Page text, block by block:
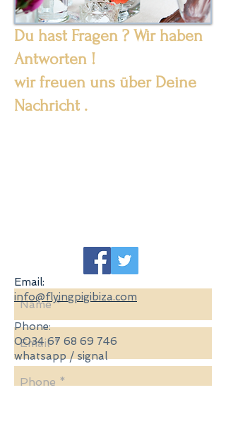
Du hast Fragen ? Wir haben
Antworten !
wir freuen uns über Deine
Nachricht .
​Email:
info@flyingpigibiza.com
​Phone:
0034 67 68 69 746
whatsapp / signal